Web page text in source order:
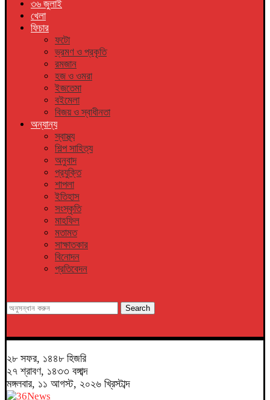
৩৬ জুলাই
খেলা
ফিচার
ফটো
ভ্রমণ ও প্রকৃতি
রমজান
হজ ও ওমরা
ইজতেমা
বইমেলা
বিজয় ও স্বাধীনতা
অন্যান্য
স্বাস্থ্য
শিল্প সাহিত্য
অনুবাদ
প্রযুক্তি
শাপলা
ইতিহাস
সংস্কৃতি
মাহফিল
মতামত
সাক্ষাতকার
বিনোদন
প্রতিবেদন
Search
২৮ সফর, ১৪৪৮ হিজরি
২৭ শ্রাবণ, ১৪৩৩ বঙ্গাব্দ
মঙ্গলবার, ১১ আগস্ট, ২০২৬ খ্রিস্টাব্দ